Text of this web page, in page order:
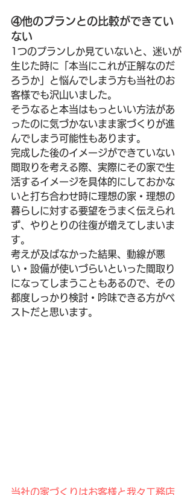
④他のプランとの比較ができてい
ない
1つのプランしか見ていないと、迷いが
生じた時に「本当にこれが正解なのだ
ろうか」と悩んでしまう方も当社のお
客様でも沢山いました。
そうなると本当はもっといい方法があ
ったのに気づかないまま家づくりが進
んでしまう可能性もあります。
完成した後のイメージができていない
間取りを考える際、実際にその家で生
活するイメージを具体的にしておかな
いと打ち合わせ時に理想の家・理想の
暮らしに対する要望をうまく伝えられ
ず、やりとりの往復が増えてしまいま
す。
考えが及ばなかった結果、動線が悪
い・設備が使いづらいといった間取り
になってしまうこともあるので、その
都度しっかり検討・吟味できる方がベ
ストだと思います。
当社の家づくりはお客様と我々工務店